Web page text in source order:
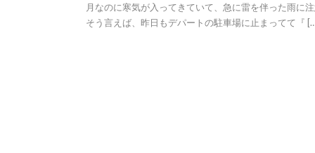
月なのに寒気が入ってきていて、急に雷を伴った雨に注
そう言えば、昨日もデパートの駐車場に止まってて『